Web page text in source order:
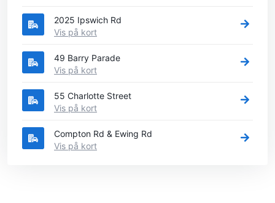
2025 Ipswich Rd
Vis på kort
49 Barry Parade
Vis på kort
55 Charlotte Street
Vis på kort
Compton Rd & Ewing Rd
Vis på kort